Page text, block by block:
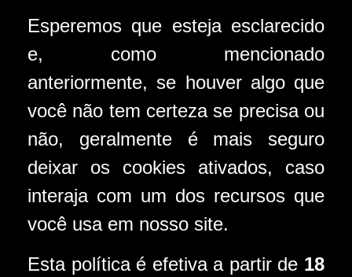
Esperemos que esteja esclarecido
e, como mencionado
anteriormente, se houver algo que
você não tem certeza se precisa ou
não, geralmente é mais seguro
deixar os cookies ativados, caso
interaja com um dos recursos que
você usa em nosso site.
Esta política é efetiva a partir de 18